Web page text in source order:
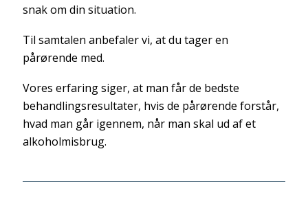
snak om din situation.
Til samtalen anbefaler vi, at du tager en
pårørende med.
Vores erfaring siger, at man får de bedste
behandlingsresultater, hvis de pårørende forstår,
hvad man går igennem, når man skal ud af et
alkoholmisbrug.